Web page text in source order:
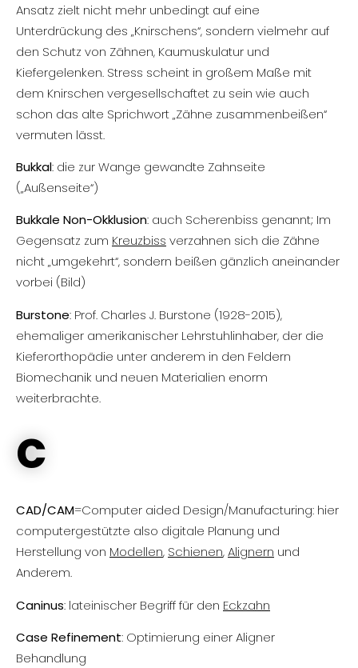
Ansatz zielt nicht mehr unbedingt auf eine
Unterdrückung des „Knirschens“, sondern vielmehr auf
den Schutz von Zähnen, Kaumuskulatur und
Kiefergelenken. Stress scheint in großem Maße mit
dem Knirschen vergesellschaftet zu sein wie auch
schon das alte Sprichwort „Zähne zusammenbeißen“
vermuten lässt.
Bukkal: die zur Wange gewandte Zahnseite
(„Außenseite“)
Bukkale Non-Okklusion: auch Scherenbiss genannt; Im
Gegensatz zum Kreuzbiss verzahnen sich die Zähne
nicht „umgekehrt“, sondern beißen gänzlich aneinander
vorbei (Bild)
Burstone: Prof. Charles J. Burstone (1928-2015),
ehemaliger amerikanischer Lehrstuhlinhaber, der die
Kieferorthopädie unter anderem in den Feldern
Biomechanik und neuen Materialien enorm
weiterbrachte.
C
CAD/CAM=Computer aided Design/Manufacturing: hier
computergestützte also digitale Planung und
Herstellung von Modellen, Schienen,Alignern und
Anderem.
Caninus: lateinischer Begriff für den Eckzahn
Case Refinement: Optimierung einer Aligner
Behandlung